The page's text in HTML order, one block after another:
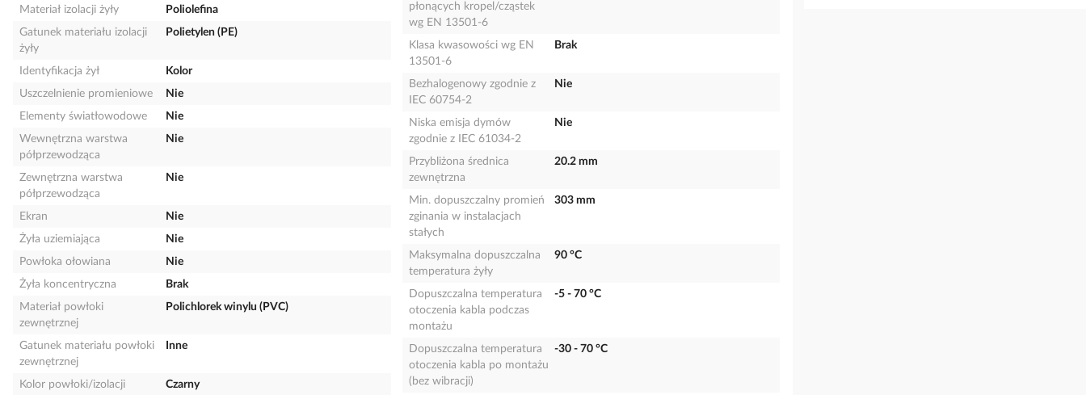
Materiał izolacji żyły
Poliolefina
Gatunek materiału izolacji
żyły
Polietylen (PE)
Identyfikacja żył
Kolor
Uszczelnienie promieniowe
Nie
Elementy światłowodowe
Nie
Wewnętrzna warstwa
półprzewodząca
Nie
Zewnętrzna warstwa
półprzewodząca
Nie
Ekran
Nie
Żyła uziemiająca
Nie
Powłoka ołowiana
Nie
Żyła koncentryczna
Brak
Materiał powłoki
zewnętrznej
Polichlorek winylu (PVC)
Gatunek materiału powłoki
zewnętrznej
Inne
Kolor powłoki/izolacji
Czarny
płonących kropel/cząstek
wg EN 13501-6
Klasa kwasowości wg EN
13501-6
Brak
Bezhalogenowy zgodnie z
IEC 60754-2
Nie
Niska emisja dymów
zgodnie z IEC 61034-2
Nie
Przybliżona średnica
zewnętrzna
20.2 mm
Min. dopuszczalny promień
zginania w instalacjach
stałych
303 mm
Maksymalna dopuszczalna
temperatura żyły
90 °C
Dopuszczalna temperatura
otoczenia kabla podczas
montażu
-5 - 70 °C
Dopuszczalna temperatura
otoczenia kabla po montażu
(bez wibracji)
-30 - 70 °C